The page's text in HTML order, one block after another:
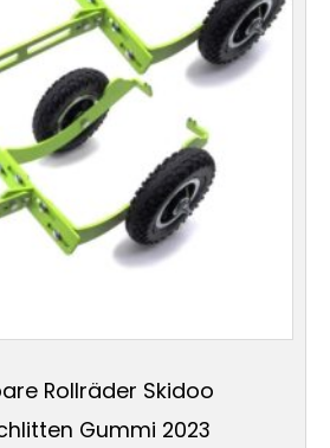
Rollräder Skidoo
Gummi 2023